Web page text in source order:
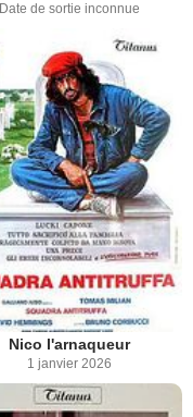
Date de sortie inconnue
Nico l'arnaqueur
1 janvier 2026